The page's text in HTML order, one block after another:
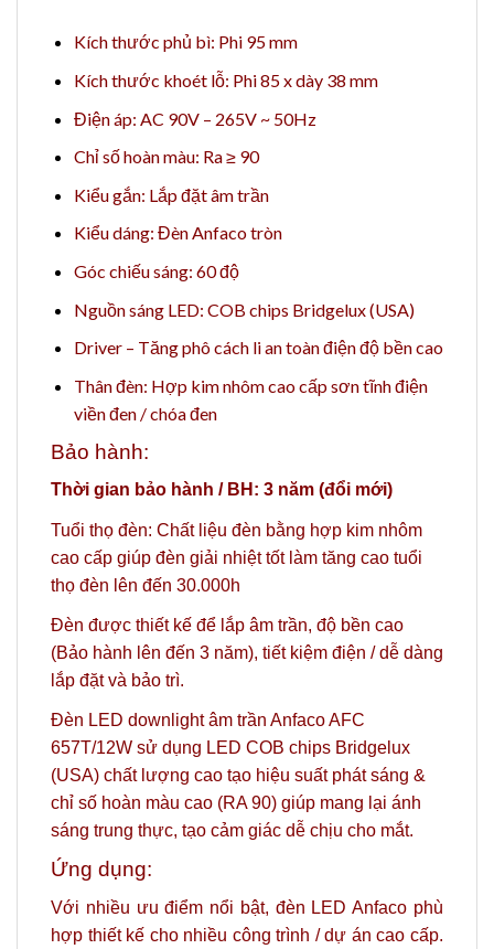
Kích thước phủ bì: Phi 95 mm
Kích thước khoét lỗ: Phi 85 x dày 38 mm
Điện áp: AC 90V – 265V ~ 50Hz
Chỉ số hoàn màu: Ra ≥ 90
Kiểu gắn: Lắp đặt âm trần
Kiểu dáng: Đèn Anfaco tròn
Góc chiếu sáng: 60 độ
Nguồn sáng LED: COB chips Bridgelux (USA)
Driver – Tăng phô cách li an toàn điện độ bền cao
Thân đèn: Hợp kim nhôm cao cấp sơn tĩnh điện
viền đen / chóa đen
Bảo hành:
Thời gian bảo hành / BH: 3 năm (đổi mới)
Tuổi thọ đèn: Chất liệu đèn bằng hợp kim nhôm
cao cấp giúp đèn giải nhiệt tốt làm tăng cao tuổi
thọ đèn lên đến 30.000h
Đèn được thiết kế để lắp âm trần, độ bền cao
(Bảo hành lên đến 3 năm), tiết kiệm điện / dễ dàng
lắp đặt và bảo trì.
Đèn LED downlight âm trần Anfaco AFC
657T/12W sử dụng LED COB chips Bridgelux
(USA) chất lượng cao tạo hiệu suất phát sáng &
chỉ số hoàn màu cao (RA 90) giúp mang lại ánh
sáng trung thực, tạo cảm giác dễ chịu cho mắt.
Ứng dụng:
Với nhiều ưu điểm nổi bật, đèn LED Anfaco phù
hợp thiết kế cho nhiều công trình / dự án cao cấp.